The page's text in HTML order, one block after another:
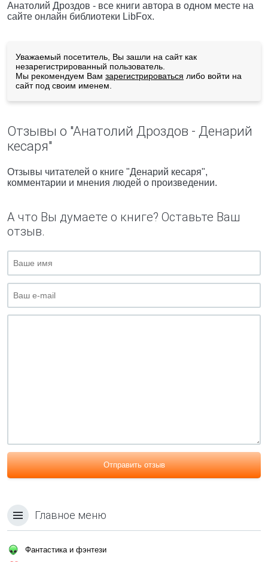
Анатолий Дроздов - все книги автора в одном месте на
сайте онлайн библиотеки LibFox.
Уважаемый посетитель, Вы зашли на сайт как
незарегистрированный пользователь.
Мы рекомендуем Вам зарегистрироваться либо войти на
сайт под своим именем.
Отзывы о "Анатолий Дроздов - Денарий
кесаря"
Отзывы читателей о книге "Денарий кесаря",
комментарии и мнения людей о произведении.
А что Вы думаете о книге? Оставьте Ваш
отзыв.
Отправить отзыв
Главное меню
Фантастика и фэнтези